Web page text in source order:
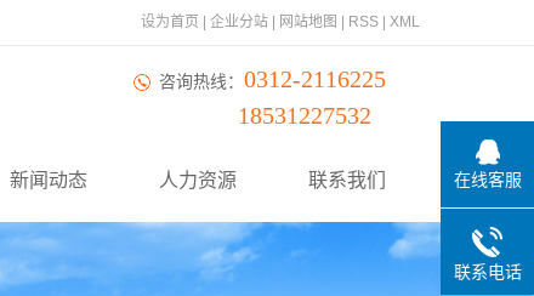
设为首页 企业分站 网站地图 RSS XML
咨询热线： 0312-2116225
18531227532
新闻动态 人力资源 联系我们 在线客服
联系电话